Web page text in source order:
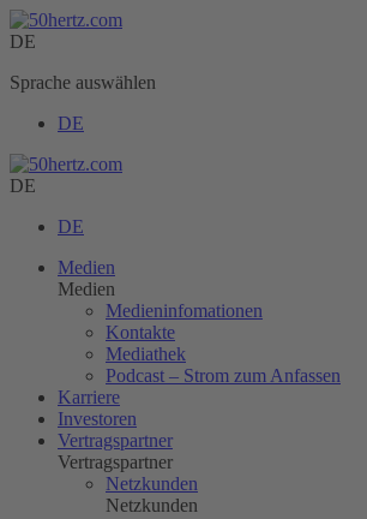
DE
Sprache auswählen
DE
DE
DE
Medien
Medien
Medieninfomationen
Kontakte
Mediathek
Podcast – Strom zum Anfassen
Karriere
Investoren
Vertragspartner
Vertragspartner
Netzkunden
Netzkunden